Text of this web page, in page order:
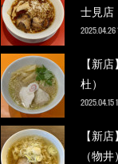
士見店
2025.04.26
【新
杜）
2025.04.15
【新
（物井）